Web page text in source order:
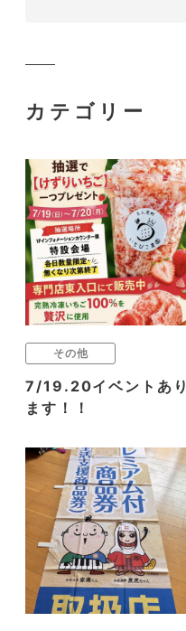
カテゴリー
その他
7/19.20イベントあり
ます！！